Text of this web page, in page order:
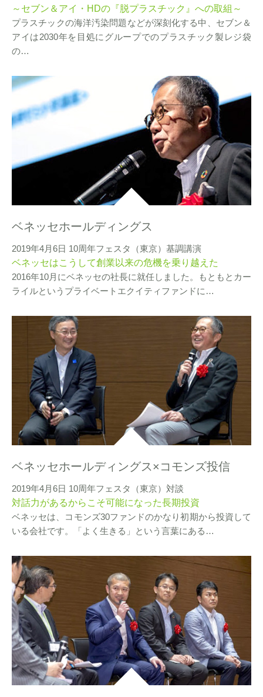
～セブン＆アイ・HDの『脱プラスチック』への取組～
プラスチックの海洋汚染問題などが深刻化する中、セブン＆
アイは2030年を目処にグループでのプラスチック製レジ袋
の…
ベネッセホールディングス
2019年4月6日 10周年フェスタ（東京）基調講演
ベネッセはこうして創業以来の危機を乗り越えた
2016年10月にベネッセの社長に就任しました。もともとカー
ライルというプライベートエクイティファンドに…
ベネッセホールディングス×コモンズ投信
2019年4月6日 10周年フェスタ（東京）対談
対話力があるからこそ可能になった長期投資
ベネッセは、コモンズ30ファンドのかなり初期から投資して
いる会社です。「よく生きる」という言葉にある…